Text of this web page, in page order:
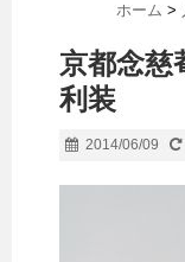
ホーム >
京都念慈
利装
2014/06/09